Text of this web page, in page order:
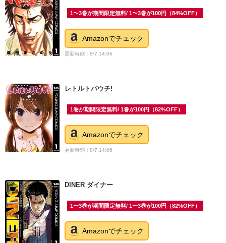
1〜3巻が期間限定無料/ 1〜3巻が100円（84%OFF）
Amazonでチェック
更新時刻：8/7 14:06
レトルトパウチ!
1巻が期間限定無料/ 1巻が100円（82%OFF）
Amazonでチェック
更新時刻：8/7 14:06
DINER ダイナー
1〜3巻が期間限定無料/ 1〜3巻が100円（82%OFF）
Amazonでチェック